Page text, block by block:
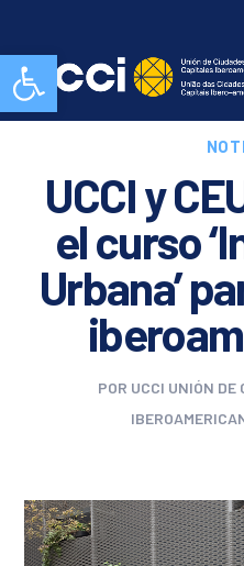
Abrir barra de herramientas
UCCI y
el curso
Urbana’
POR UCCI UNIÓN DE